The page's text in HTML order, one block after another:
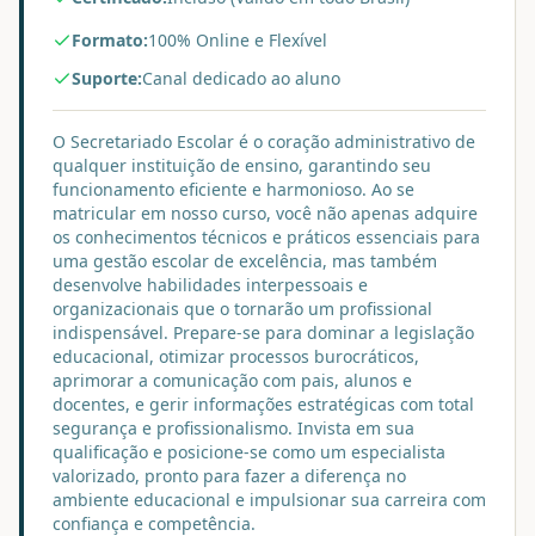
Formato:100% Online e Flexível
Suporte:Canal dedicado ao aluno
O Secretariado Escolar é o coração administrativo de
qualquer instituição de ensino, garantindo seu
funcionamento eficiente e harmonioso. Ao se
matricular em nosso curso, você não apenas adquire
os conhecimentos técnicos e práticos essenciais para
uma gestão escolar de excelência, mas também
desenvolve habilidades interpessoais e
organizacionais que o tornarão um profissional
indispensável. Prepare-se para dominar a legislação
educacional, otimizar processos burocráticos,
aprimorar a comunicação com pais, alunos e
docentes, e gerir informações estratégicas com total
segurança e profissionalismo. Invista em sua
qualificação e posicione-se como um especialista
valorizado, pronto para fazer a diferença no
ambiente educacional e impulsionar sua carreira com
confiança e competência.